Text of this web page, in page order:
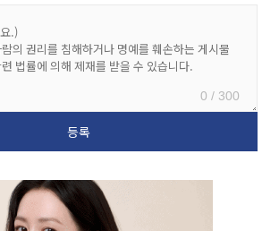
0 / 300